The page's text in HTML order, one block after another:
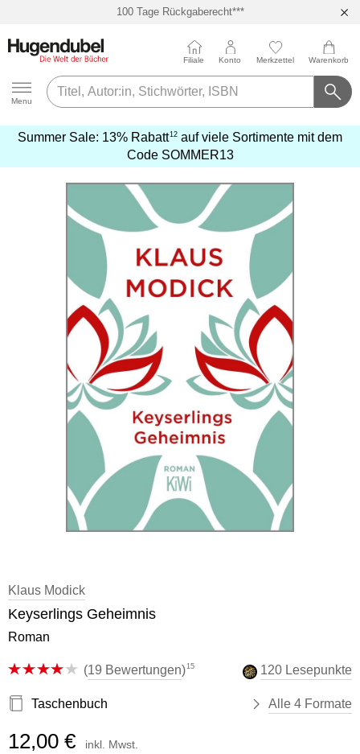
100 Tage Rückgaberecht***
Hugendubel
Menu
Filiale Konto Merkzettel Warenkorb
Summer Sale: 13% Rabatt12 auf viele Sortimente mit dem
Code SOMMER13
erfahren
Klaus Modick
Keyserlings Geheimnis
Roman
(19 Bewertungen)15 120 Lesepunkte
Taschenbuch Alle 4 Formate
12,00 € inkl. Mwst.